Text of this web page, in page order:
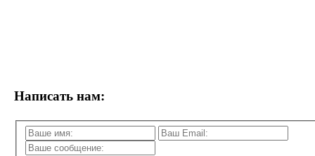
Написать нам: